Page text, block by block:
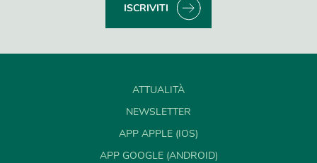
ISCRIVITI
ATTUALITÀ
NEWSLETTER
APP APPLE (IOS)
APP GOOGLE (ANDROID)